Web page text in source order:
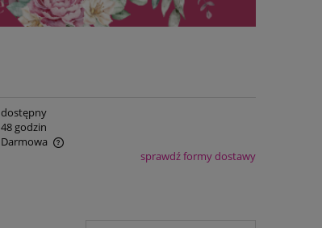
dostępny
48 godzin
Darmowa
sprawdź formy dostawy